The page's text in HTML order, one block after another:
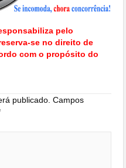
pelo
se no direito de
com o propósito do
publicado. Campos